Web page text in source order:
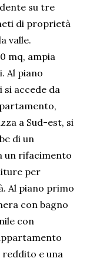
su tre
di proprietà
valle.
mq, ampia
Al piano
accede da
a Sud-est, si
di un
un rifacimento
per
Al piano primo
con bagno
con
e una